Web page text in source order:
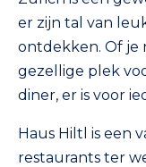
er zijn tal van
ontdekken. Of je
gezellige plek
diner, er is voor
Haus Hiltl is een
restaurants ter